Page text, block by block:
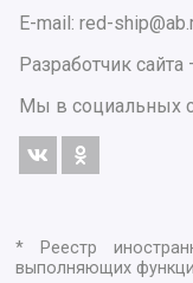
E-mail: red-
Разработчик сайта
Мы в социальных
* Реестр
выполняющих